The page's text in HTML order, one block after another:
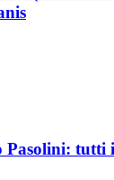
Pasolini: tutti